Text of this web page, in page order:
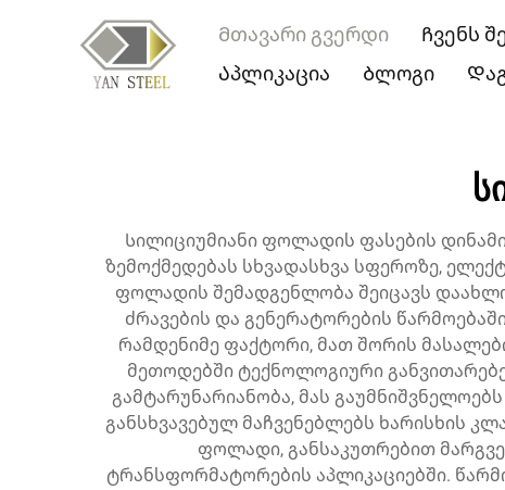
Მთავარი გვერდი Ჩვენს
Აპლიკაცია
Ბლოგი
Სილიციუმიანი ფოლადის ფასების
ზემოქმედებას სხვადასხვა სფეროზე,
ფოლადის შემადგენლობა შეიცავს
ძრავების და გენერატორების
რამდენიმე ფაქტორი, მათ შორის
მეთოდებში ტექნოლოგიური
გამტარუნარიანობა, მას
განსხვავებულ მაჩვენებლებს ხარისხის
ფოლადი, განსაკუთრებით
ტრანსფორმატორების აპლიკაციებში.